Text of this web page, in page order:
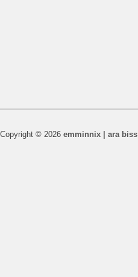
Copyright © 2026 emminnix | ara biss